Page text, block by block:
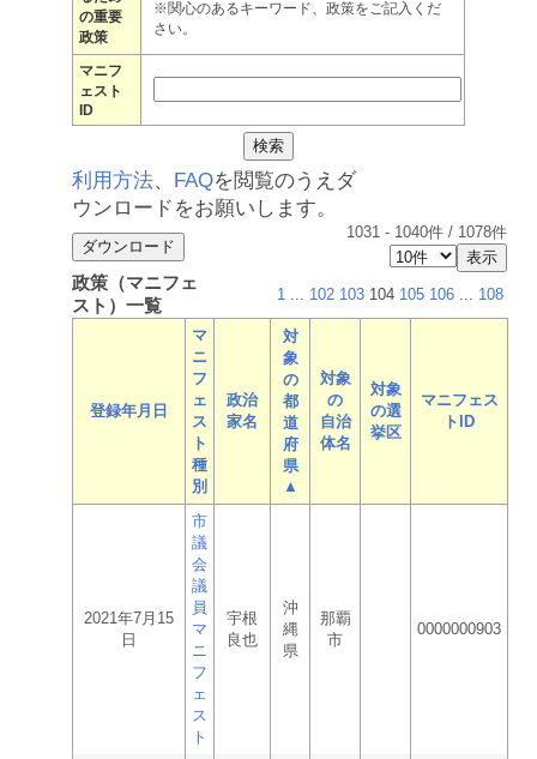
の重要
政策
※関心のあるキーワード、政策をご記入くだ
さい。
マニフ
ェスト
ID
利用方法、 FAQを閲覧のうえダ
ウンロードをお願いします。
1031 - 1040件 / 1078件
政策（マニフェ
スト）一覧
1 ... 102 103 104 105 106 ... 108
登録年月日
マ
ニ
フ
ェ
ス
ト
種
別
政治
家名
対
象
の
都
道
府
県
▲
対象
の
自治
体名
対象
の選
挙区
マニフェス
トID
2021年7月15
日
市
議
会
議
員
マ
ニ
フ
ェ
ス
ト
宇根
良也
沖
縄
県
那覇
市
0000000903